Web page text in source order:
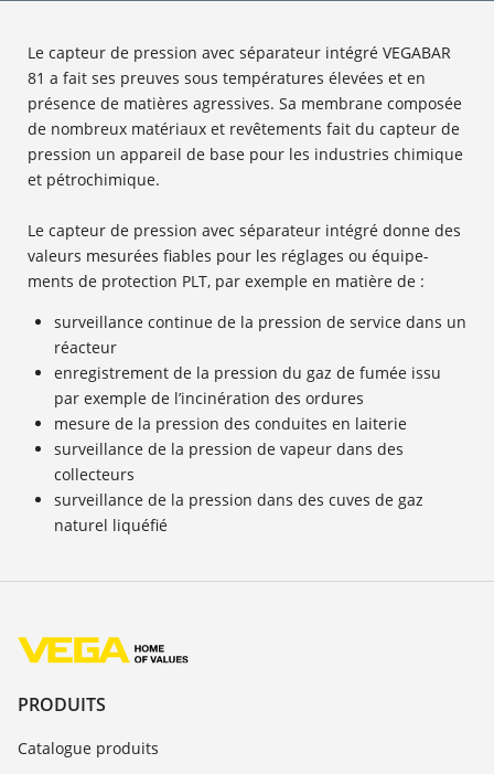
Le capteur de pression avec séparateur intégré VEGABAR
81 a fait ses preuves sous températures élevées et en
présence de matières agressives. Sa membrane composée
de nombreux matériaux et revêtements fait du capteur de
pression un appareil de base pour les industries chimique
et pétrochimique.
Le capteur de pression avec séparateur intégré donne des
valeurs mesurées fiables pour les réglages ou équipe-
ments de protection PLT, par exemple en matière de :
surveillance continue de la pression de service dans un
réacteur
enregistrement de la pression du gaz de fumée issu
par exemple de l’incinération des ordures
mesure de la pression des conduites en laiterie
surveillance de la pression de vapeur dans des
collecteurs
surveillance de la pression dans des cuves de gaz
naturel liquéfié
PRODUITS
Catalogue produits